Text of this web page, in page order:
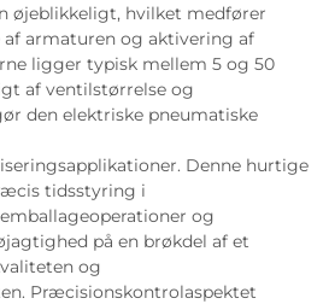
øjeblikkeligt, hvilket medfører
armaturen og aktivering af
ligger typisk mellem 5 og 50
af ventilstørrelse og
den elektriske pneumatiske
Denne hurtige
tidsstyring i
og
på en brøkdel af et
og
Præcisionskontrolaspektet